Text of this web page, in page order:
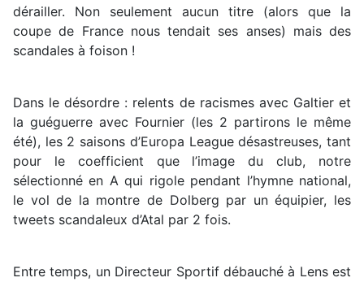
dérailler. Non seulement aucun titre (alors que la
coupe de France nous tendait ses anses) mais des
scandales à foison !
Dans le désordre : relents de racismes avec Galtier et
la guéguerre avec Fournier (les 2 partirons le même
été), les 2 saisons d’Europa League désastreuses, tant
pour le coefficient que l’image du club, notre
sélectionné en A qui rigole pendant l’hymne national,
le vol de la montre de Dolberg par un équipier, les
tweets scandaleux d’Atal par 2 fois.
Entre temps, un Directeur Sportif débauché à Lens est